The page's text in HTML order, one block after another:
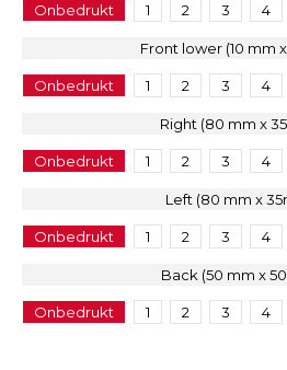
Onbedrukt 1 2 3 4
Front lower (10 mm
Onbedrukt 1 2 3 4
Right (80 mm x
Onbedrukt 1 2 3 4
Left (80 mm x
Onbedrukt 1 2 3 4
Back (50 mm x
Onbedrukt 1 2 3 4